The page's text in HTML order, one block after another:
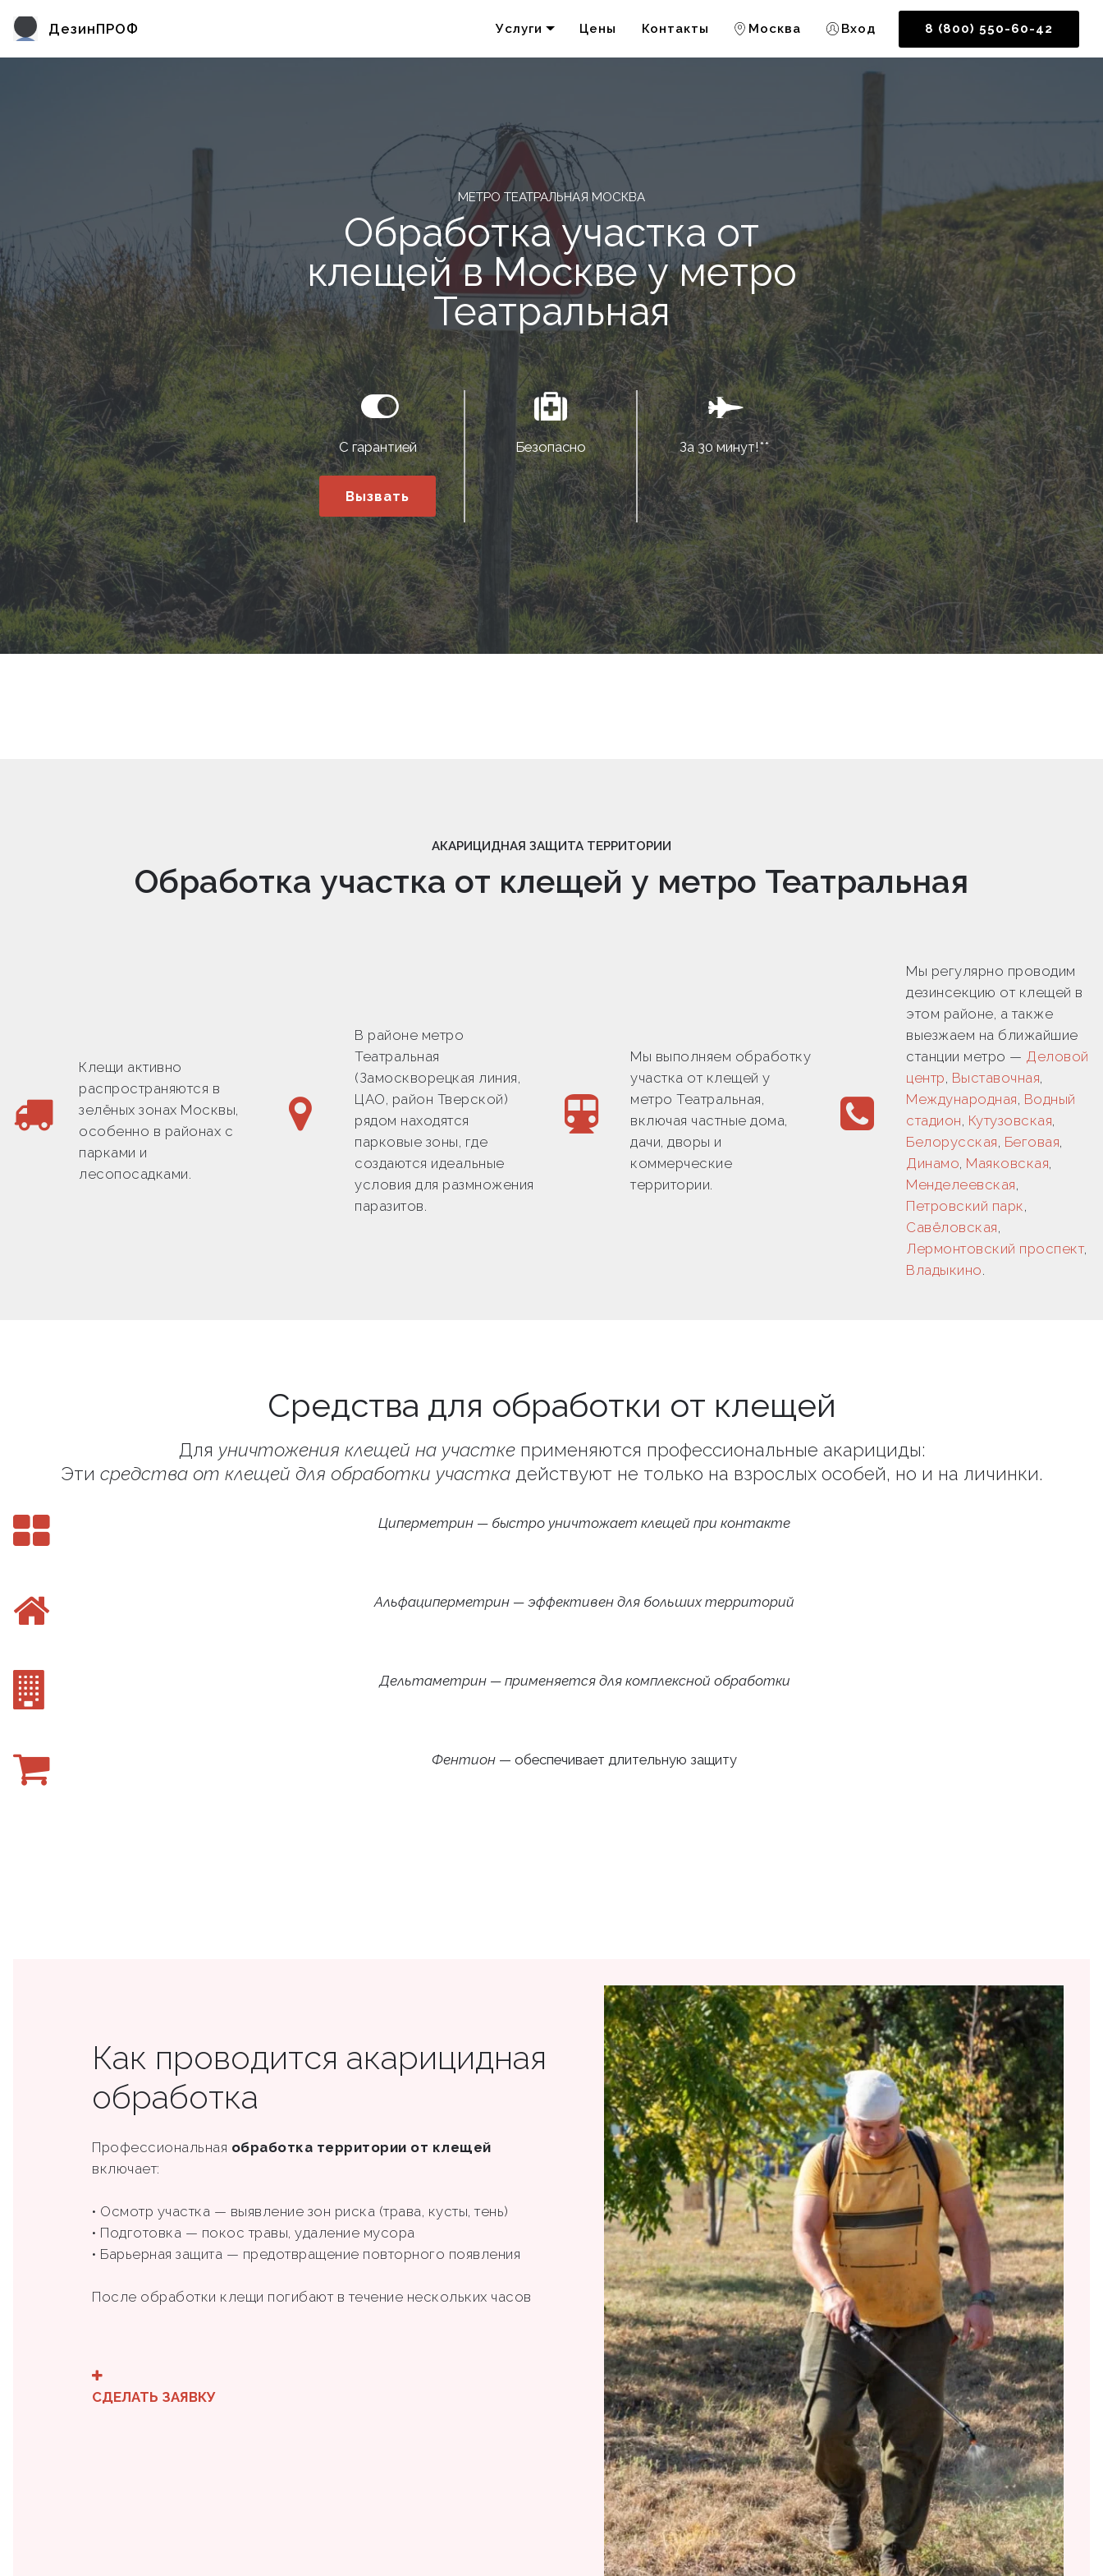
ДезинПРОФ Услуги Цены Контакты Москва Вход 8 (800) 550-60-42
МЕТРО ТЕАТРАЛЬНАЯ МОСКВА
Обработка участка от
клещей в Москве у метро
Театральная
С гарантией
Вызвать
Безопасно За 30 минут!**
АКАРИЦИДНАЯ ЗАЩИТА ТЕРРИТОРИИ
Обработка участка от клещей у метро Театральная
Клещи активно
распространяются в
зелёных зонах Москвы,
особенно в районах с
парками и
лесопосадками.
В районе метро
Театральная
(Замоскворецкая линия,
ЦАО, район Тверской)
рядом находятся
парковые зоны, где
создаются идеальные
условия для размножения
паразитов.
Мы выполняем обработку
участка от клещей у
метро Театральная,
включая частные дома,
дачи, дворы и
коммерческие
территории.
Мы регулярно проводим
дезинсекцию от клещей в
этом районе, а также
выезжаем на ближайшие
станции метро — Деловой
центр, Выставочная,
Международная, Водный
стадион, Кутузовская,
Белорусская, Беговая,
Динамо, Маяковская,
Менделеевская,
Петровский парк,
Савёловская,
Лермонтовский проспект,
Владыкино.
Средства для обработки от клещей
Для уничтожения клещей на участкеприменяются профессиональные акарициды:
Эти средства от клещей для обработки участка действуют не только на взрослых особей, но и на личинки.
Циперметрин — быстро уничтожает клещей при контакте
Альфациперметрин — эффективен для больших территорий
Дельтаметрин — применяется для комплексной обработки
Фентион — обеспечивает длительную защиту
Как проводится акарицидная
обработка
Профессиональная обработка территории от клещей
включает:
• Осмотр участка — выявление зон риска (трава, кусты, тень)
• Подготовка — покос травы, удаление мусора
• Барьерная защита — предотвращение повторного появления
После обработки клещи погибают в течение нескольких часов
СДЕЛАТЬ ЗАЯВКУ